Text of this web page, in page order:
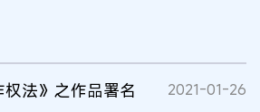
法》之作品署名 2021-01-26